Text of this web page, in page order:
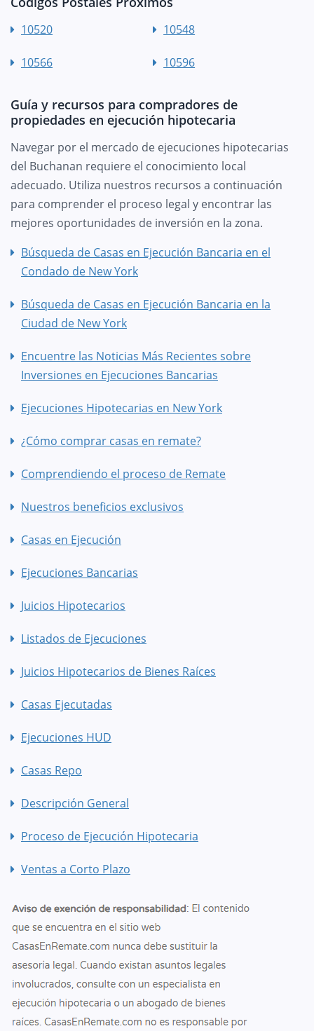
10520 10548
10566 10596
Guía y recursos para compradores de
propiedades en ejecución hipotecaria
Navegar por el mercado de ejecuciones hipotecarias
del Buchanan requiere el conocimiento local
adecuado. Utiliza nuestros recursos a continuación
para comprender el proceso legal y encontrar las
mejores oportunidades de inversión en la zona.
Búsqueda de Casas en Ejecución Bancaria en el
Condado de New York
Búsqueda de Casas en Ejecución Bancaria en la
Ciudad de New York
Encuentre las Noticias Más Recientes sobre
Inversiones en Ejecuciones Bancarias
Ejecuciones Hipotecarias en New York
¿Cómo comprar casas en remate?
Comprendiendo el proceso de Remate
Nuestros beneficios exclusivos
Casas en Ejecución
Ejecuciones Bancarias
Juicios Hipotecarios
Listados de Ejecuciones
Juicios Hipotecarios de Bienes Raíces
Casas Ejecutadas
Ejecuciones HUD
Casas Repo
Descripción General
Proceso de Ejecución Hipotecaria
Ventas a Corto Plazo